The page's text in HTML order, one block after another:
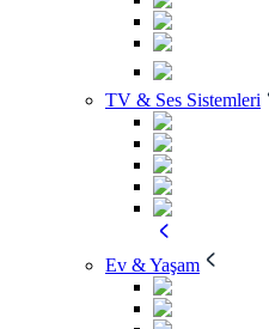
TV & Ses Sistemleri
Ev & Yaşam